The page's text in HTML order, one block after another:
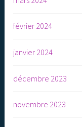
février 2024
janvier 2024
décembre 2023
novembre 2023